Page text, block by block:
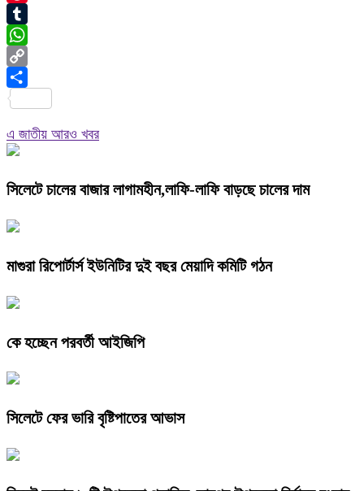
Pinterest
Tumblr
WhatsApp
Copy
Link
এ জাতীয় আরও খবর
সিলেটে চালের বাজার লাগামহীন,লাফি-লাফি বাড়ছে চালের দাম
মাগুরা রিপোর্টার্স ইউনিটির দুই বছর মেয়াদি কমিটি গঠন
কে হচ্ছেন পরবর্তী আইজিপি
সিলেটে ফের ভারি বৃষ্টিপাতের আভাস